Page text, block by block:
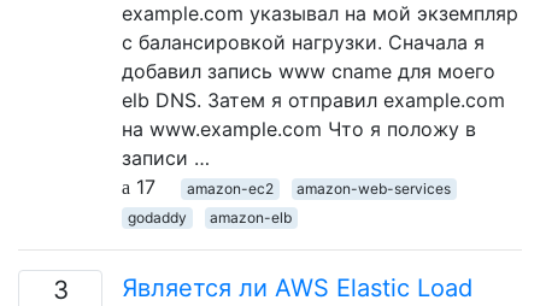
example.com указывал на мой экземпляр
с балансировкой нагрузки. Сначала я
добавил запись www cname для моего
elb DNS. Затем я отправил example.com
на www.example.com Что я положу в
записи …
17
amazon-ec2
amazon-web-services
godaddy
amazon-elb
3
Является ли AWS Elastic Load